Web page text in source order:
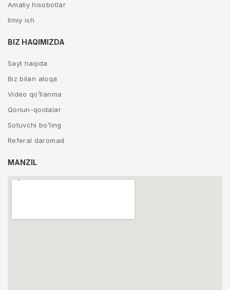
Amaliy hisobotlar
Ilmiy ish
BIZ HAQIMIZDA
Sayt haqida
Biz bilan aloqa
Video qo’llanma
Qonun-qoidalar
Sotuvchi bo’ling
Referal daromad
MANZIL